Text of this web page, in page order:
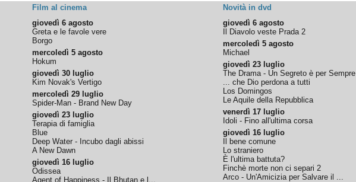
Film al cinema Novità in dvd
giovedì 6 agosto
Greta e le favole vere
Borgo
mercoledì 5 agosto
Hokum
giovedì 30 luglio
Kim Novak's Vertigo
mercoledì 29 luglio
Spider-Man - Brand New Day
giovedì 23 luglio
Terapia di famiglia
Blue
Deep Water - Incubo dagli abissi
A New Dawn
giovedì 16 luglio
Odissea
Agent of Happiness - Il Bhutan e l...
giovedì 6 agosto
Il Diavolo veste Prada 2
mercoledì 5 agosto
Michael
giovedì 23 luglio
The Drama - Un Segreto è per Sempre
... che Dio perdona a tutti
Los Domingos
Le Aquile della Repubblica
venerdì 17 luglio
Idoli - Fino all'ultima corsa
giovedì 16 luglio
Il bene comune
Lo straniero
È l'ultima battuta?
Finchè morte non ci separi 2
Arco - Un'Amicizia per Salvare il ...